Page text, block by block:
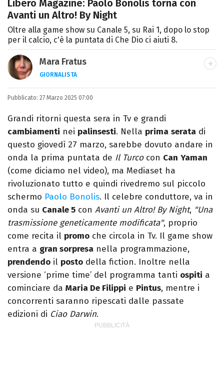
Libero Magazine: Paolo Bonolis torna con
Avanti un Altro! By Night
Oltre alla game show su Canale 5, su Rai 1, dopo lo stop
per il calcio, c'è la puntata di Che Dio ci aiuti 8.
Mara Fratus
GIORNALISTA
Nella mia vita non possono mancare, il
sul comodino, insieme a un romanzo di
Zafon.
Pubblicato: 27 Marzo 2025 07:00
Grandi ritorni questa sera in Tv e grandi
cambiamenti nei palinsesti. Nella prima serata di
questo giovedì 27 marzo, sarebbe dovuto andare in
onda la prima puntata de Il Turcocon Can Yaman
(come diciamo nel video), ma Mediaset ha
rivoluzionato tutto e quindi rivedremo sul piccolo
schermo Paolo Bonolis. Il celebre conduttore, va in
onda su Canale 5 con Avanti un Altro! By Night, "Una
trasmissione geneticamente modificata", proprio
come recita il promo che circola in Tv. Il game show
entra a gran sorpresa nella programmazione,
prendendo il posto della fiction. Inoltre nella
versione ‘prime time’ del programma tanti ospiti a
cominciare da Maria De Filippi e Pintus, mentre i
concorrenti saranno ripescati dalle passate
edizioni di Ciao Darwin.